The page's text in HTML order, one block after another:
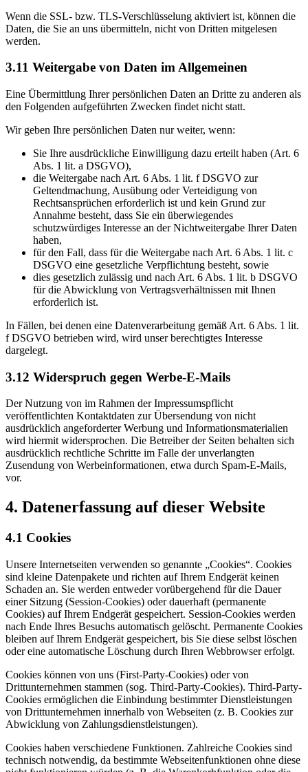
Wenn die SSL- bzw. TLS-Verschlüsselung aktiviert ist, können die
Daten, die Sie an uns übermitteln, nicht von Dritten mitgelesen
werden.
3.11 Weitergabe von Daten im Allgemeinen
Eine Übermittlung Ihrer persönlichen Daten an Dritte zu anderen als
den Folgenden aufgeführten Zwecken findet nicht statt.
Wir geben Ihre persönlichen Daten nur weiter, wenn:
Sie Ihre ausdrückliche Einwilligung dazu erteilt haben (Art. 6
Abs. 1 lit. a DSGVO),
die Weitergabe nach Art. 6 Abs. 1 lit. f DSGVO zur
Geltendmachung, Ausübung oder Verteidigung von
Rechtsansprüchen erforderlich ist und kein Grund zur
Annahme besteht, dass Sie ein überwiegendes
schutzwürdiges Interesse an der Nichtweitergabe Ihrer Daten
haben,
für den Fall, dass für die Weitergabe nach Art. 6 Abs. 1 lit. c
DSGVO eine gesetzliche Verpflichtung besteht, sowie
dies gesetzlich zulässig und nach Art. 6 Abs. 1 lit. b DSGVO
für die Abwicklung von Vertragsverhältnissen mit Ihnen
erforderlich ist.
In Fällen, bei denen eine Datenverarbeitung gemäß Art. 6 Abs. 1 lit.
f DSGVO betrieben wird, wird unser berechtigtes Interesse
dargelegt.
3.12 Widerspruch gegen Werbe-E-Mails
Der Nutzung von im Rahmen der Impressumspflicht
veröffentlichten Kontaktdaten zur Übersendung von nicht
ausdrücklich angeforderter Werbung und Informationsmaterialien
wird hiermit widersprochen. Die Betreiber der Seiten behalten sich
ausdrücklich rechtliche Schritte im Falle der unverlangten
Zusendung von Werbeinformationen, etwa durch Spam-E-Mails,
vor.
4. Datenerfassung auf dieser Website
4.1 Cookies
Unsere Internetseiten verwenden so genannte „Cookies“. Cookies
sind kleine Datenpakete und richten auf Ihrem Endgerät keinen
Schaden an. Sie werden entweder vorübergehend für die Dauer
einer Sitzung (Session-Cookies) oder dauerhaft (permanente
Cookies) auf Ihrem Endgerät gespeichert. Session-Cookies werden
nach Ende Ihres Besuchs automatisch gelöscht. Permanente Cookies
bleiben auf Ihrem Endgerät gespeichert, bis Sie diese selbst löschen
oder eine automatische Löschung durch Ihren Webbrowser erfolgt.
Cookies können von uns (First-Party-Cookies) oder von
Drittunternehmen stammen (sog. Third-Party-Cookies). Third-Party-
Cookies ermöglichen die Einbindung bestimmter Dienstleistungen
von Drittunternehmen innerhalb von Webseiten (z. B. Cookies zur
Abwicklung von Zahlungsdienstleistungen).
Cookies haben verschiedene Funktionen. Zahlreiche Cookies sind
technisch notwendig, da bestimmte Webseitenfunktionen ohne diese